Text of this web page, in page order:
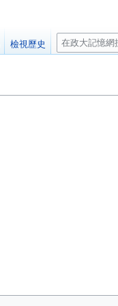
檢視歷史
搜
尋